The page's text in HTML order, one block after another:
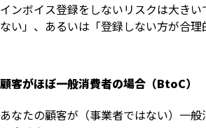
インボイス登録をしないリスクは大き
ない」、あるいは「登録しない方が合
顧客がほぼ一般消費者の場合（BtoC）
あなたの顧客が（事業者ではない）一